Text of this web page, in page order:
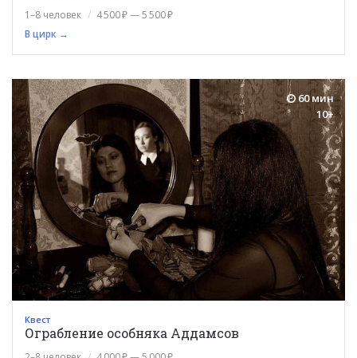
1–8 человек
4 500 ₽ — 5 500 ₽
В цирк →
60 мин
10+
Квест
Ограбление особняка Аддамсов